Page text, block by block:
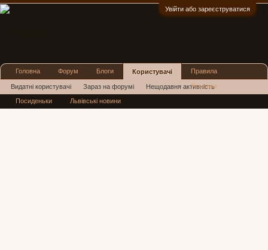
Увійти або зареєструватися
Головна Форум Блоги Користувачі
Видатні користувачі Зараз на форумі Нещодавня активність
Нові повідомлення профілю
Правила
Реклама
Посиденьки Львівські новини